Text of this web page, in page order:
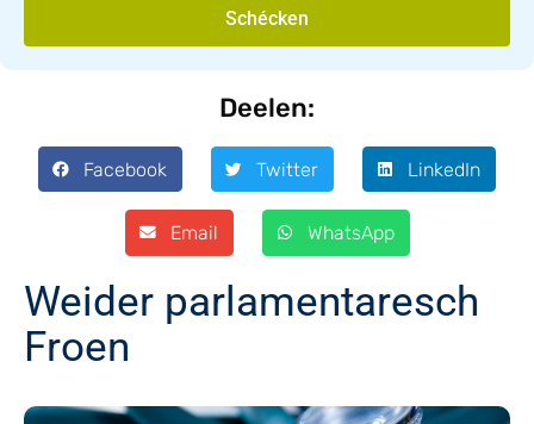
Schécken
Deelen:
Facebook Twitter LinkedIn
Email WhatsApp
Weider parlamentaresch
Froen